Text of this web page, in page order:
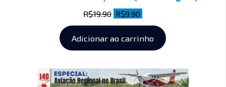
R$19.90 R$9.90
Adicionar ao carrinho